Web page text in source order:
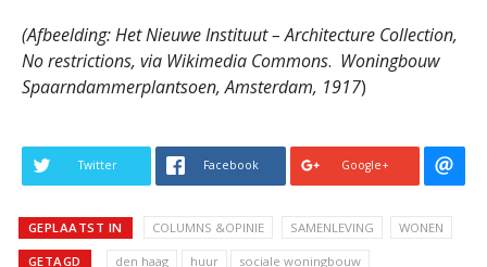
(Afbeelding: Het Nieuwe Instituut – Architecture Collection,
No restrictions, via Wikimedia Commons. Woningbouw
Spaarndammerplantsoen, Amsterdam, 1917)
Twitter Facebook Google+
GEPLAATST IN COLUMNS &OPINIE SAMENLEVING WONEN
GETAGD den haag huur
sociale woningbouw